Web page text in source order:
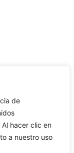
de
hacer clic en
a nuestro uso